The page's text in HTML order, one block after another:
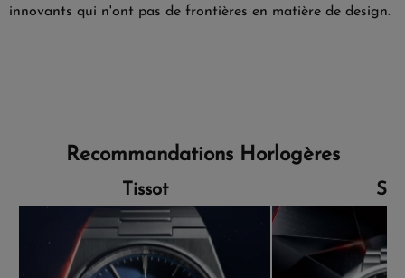
innovants qui n'ont pas de frontières en matière de design.
Recommandations Horlogères
Tissot